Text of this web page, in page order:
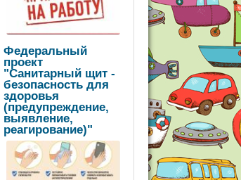
Федеральный
проект
"Санитарный щит -
безопасность для
здоровья
(предупреждение,
выявление,
реагирование)"